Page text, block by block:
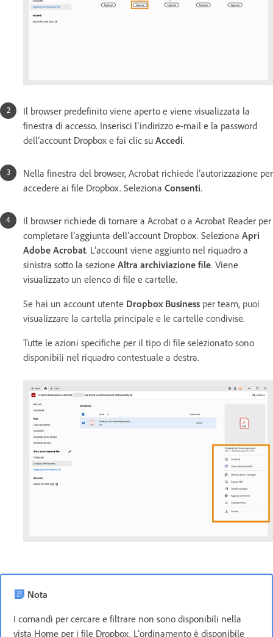
Il browser predefinito viene aperto e viene visualizzata la
finestra di accesso. Inserisci l’indirizzo e-mail e la password
dell’account Dropbox e fai clic su Accedi.
Nella finestra del browser, Acrobat richiede l’autorizzazione per
accedere ai file Dropbox. Seleziona Consenti.
Il browser richiede di tornare a Acrobat o a Acrobat Reader per
completare l’aggiunta dell’account Dropbox. Seleziona Apri
Adobe Acrobat. L’account viene aggiunto nel riquadro a
sinistra sotto la sezione Altra archiviazione file. Viene
visualizzato un elenco di file e cartelle.
Se hai un account utente Dropbox Business per team, puoi
visualizzare la cartella principale e le cartelle condivise.
Tutte le azioni specifiche per il tipo di file selezionato sono
disponibili nel riquadro contestuale a destra.
Nota
I comandi per cercare e filtrare non sono disponibili nella
vista Home per i file Dropbox. L’ordinamento è disponibile